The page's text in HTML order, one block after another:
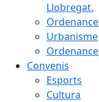
Llobregat.
Urbanisme
Convenis
Esports
Cultura